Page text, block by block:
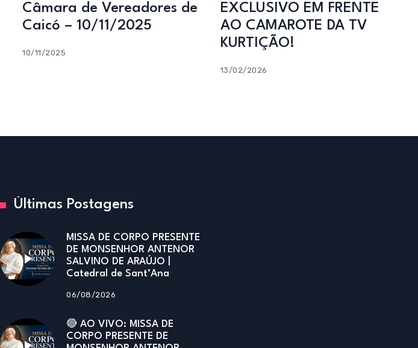
Câmara de Vereadores de
Caicó – 10/11/2025
10/11/2025
EXCLUSIVO EM FRENTE
AO CAMAROTE DA TV
KURTIÇÃO!
13/02/2026
Últimas Postagens
MISSA DE CORPO PRESENTE
DE MONSENHOR ANTENOR
SALVINO DE ARAÚJO |
Catedral de Sant’Ana
06/08/2026
🔴 AO VIVO: MISSA DE
CORPO PRESENTE DE